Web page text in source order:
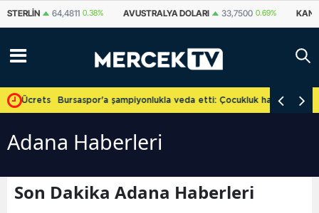
STERLIN 64,4811 0.38% AVUSTRALYA DOLARI 33,7500 0.69%
ÜcretsizBursaspor'a şampiyonlukla veda etti: Çocukluk hayalini
Adana Haberleri
Son Dakika Adana Haberleri